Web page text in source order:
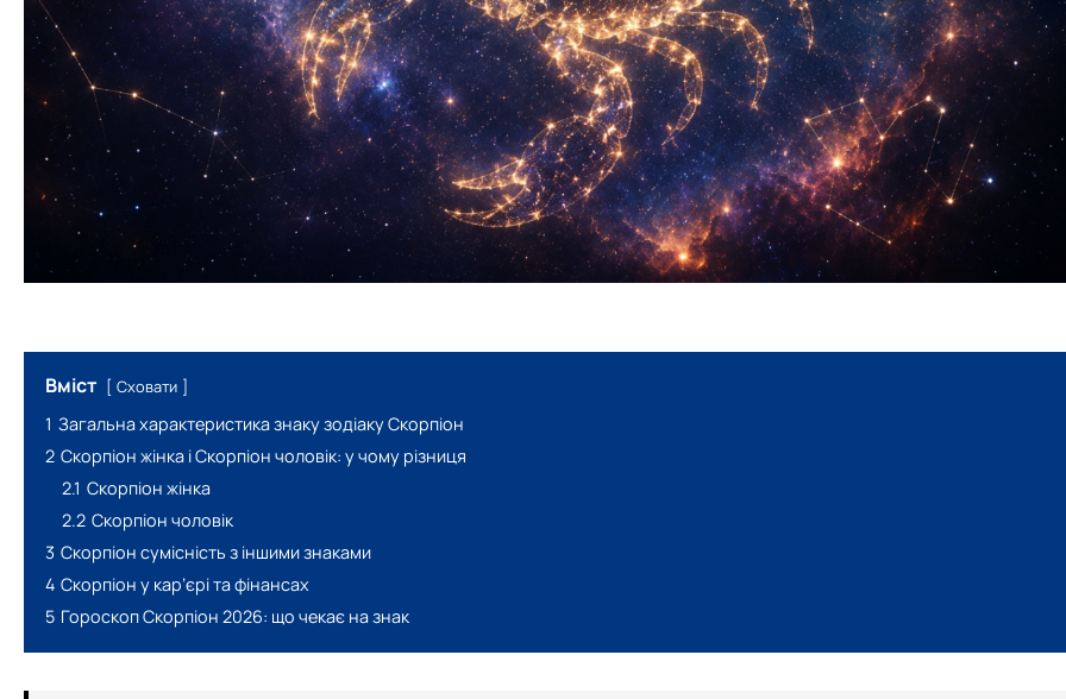
Вміст Сховати
1 Загальна характеристика знаку зодіаку Скорпіон
2 Скорпіон жінка і Скорпіон чоловік: у чому різниця
2.1 Скорпіон жінка
2.2 Скорпіон чоловік
3 Скорпіон сумісність з іншими знаками
4 Скорпіон у кар’єрі та фінансах
5 Гороскоп Скорпіон 2026: що чекає на знак